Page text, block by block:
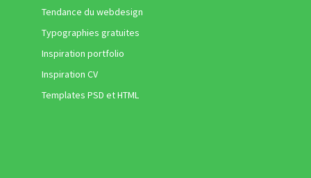
Tendance du webdesign
Typographies gratuites
Inspiration portfolio
Inspiration CV
Templates PSD et HTML